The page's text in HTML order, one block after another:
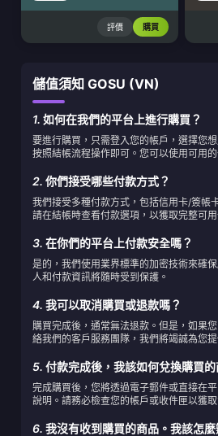
評價 購買
儲值須知 GOSU (VN)
1. 如何在我們的平台上進行購買？
要進行購買，只需登入您的帳戶，選擇您
按照結帳流程操作即可。您可以使用可用
2. 你們接受哪些付款方式？
我們接受多種付款方式，包括信用卡/簽帳
請在結帳時查看付款選項，以獲取完整可
3. 在你們的平台上付款安全嗎？
是的，我們使用業界標準的加密技術來確
人和付款資訊將隨時受到保護。
4. 我可以取消購買或退款嗎？
購買完成後，通常無法退款。但是，如果
絡我們的客戶服務團隊，我們將竭誠為您提
5. 付款完成後，我該如何兌換購買的
完成購買後，您將透過電子郵件或直接在
說明。請務必檢查您的帳戶或收件匣以獲取
6. 我沒有收到購買的商品。我該怎麼